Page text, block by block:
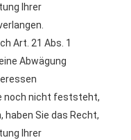
Ihrer
Art. 21 Abs. 1
Abwägung
noch nicht feststeht,
Sie das Recht,
Ihrer